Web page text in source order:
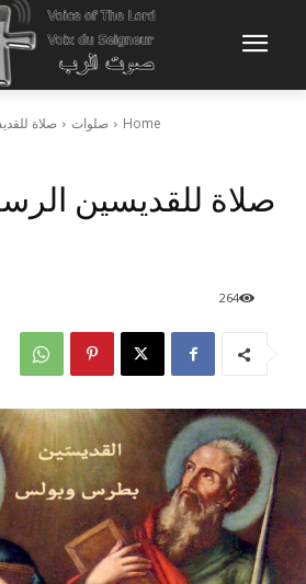
Home صلوات صلاة
صلاة للقديسين
264